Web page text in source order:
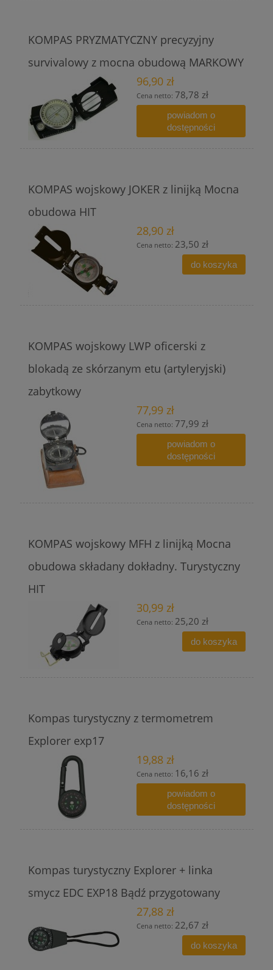
KOMPAS PRYZMATYCZNY precyzyjny
survivalowy z mocna obudową MARKOWY
96,90 zł
Cena netto: 78,78 zł
powiadom o
dostępności
KOMPAS wojskowy JOKER z linijką Mocna
obudowa HIT
28,90 zł
Cena netto: 23,50 zł
do koszyka
KOMPAS wojskowy LWP oficerski z
blokadą ze skórzanym etu (artyleryjski)
zabytkowy
77,99 zł
Cena netto: 77,99 zł
powiadom o
dostępności
KOMPAS wojskowy MFH z linijką Mocna
obudowa składany dokładny. Turystyczny
HIT
30,99 zł
Cena netto: 25,20 zł
do koszyka
Kompas turystyczny z termometrem
Explorer exp17
19,88 zł
Cena netto: 16,16 zł
powiadom o
dostępności
Kompas turystyczny Explorer + linka
smycz EDC EXP18 Bądź przygotowany
27,88 zł
Cena netto: 22,67 zł
do koszyka